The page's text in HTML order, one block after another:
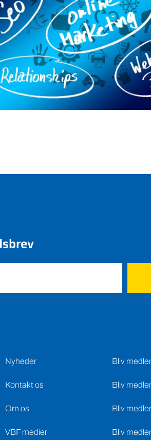
Nyheder
Kontakt os
Om os
VBF medier
Bliv
Bliv
Bliv
Bliv